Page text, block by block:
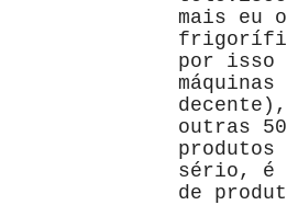
mais eu
por isso
outras
sério, é
de